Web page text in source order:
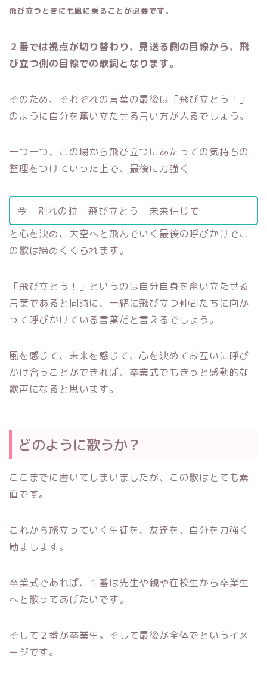
飛び立つときにも風に乗ることが必要です。
２番では視点が切り替わり、見送る側の目線から、飛
び立つ側の目線での歌詞となります。
そのため、それぞれの言葉の最後は「飛び立とう！」
のように自分を奮い立たせる言い方が入るでしょう。
一つ一つ、この場から飛び立つにあたっての気持ちの
整理をつけていった上で、最後に力強く
今 別れの時 飛び立とう 未来信じて
と心を決め、大空へと飛んでいく最後の呼びかけでこ
の歌は締めくくられます。
「飛び立とう！」というのは自分自身を奮い立たせる
言葉であると同時に、一緒に飛び立つ仲間たちに向か
って呼びかけている言葉だと言えるでしょう。
風を感じて、未来を感じて、心を決めてお互いに呼び
かけ合うことができれば、卒業式でもきっと感動的な
歌声になると思います。
どのように歌うか？
ここまでに書いてしまいましたが、この歌はとても素
直です。
これから旅立っていく生徒を、友達を、自分を力強く
励まします。
卒業式であれば、１番は先生や親や在校生から卒業生
へと歌ってあげたいです。
そして２番が卒業生。そして最後が全体でというイメ
ージです。